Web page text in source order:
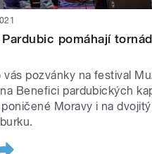
pomáhají
vás pozvánky na festival
Benefici pardubických
Moravy i na